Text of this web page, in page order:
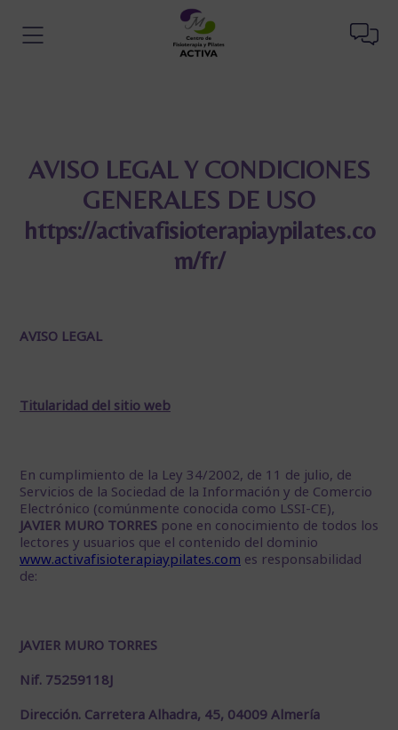
AVISO LEGAL Y CONDICIONES
GENERALES DE USO
https://activafisioterapiaypilates.co
m/fr/
AVISO LEGAL
Titularidad del sitio web
En cumplimiento de la Ley 34/2002, de 11 de julio, de
Servicios de la Sociedad de la Información y de Comercio
Electrónico (comúnmente conocida como LSSI-CE),
JAVIER MURO TORRES pone en conocimiento de todos los
lectores y usuarios que el contenido del dominio
www.activafisioterapiaypilates.com es responsabilidad
de:
JAVIER MURO TORRES
Nif. 75259118J
Dirección. Carretera Alhadra, 45, 04009 Almería